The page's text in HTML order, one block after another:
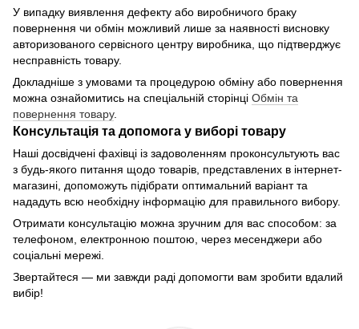
У випадку виявлення дефекту або виробничого браку
повернення чи обмін можливий лише за наявності висновку
авторизованого сервісного центру виробника, що підтверджує
несправність товару.
Докладніше з умовами та процедурою обміну або повернення
можна ознайомитись на спеціальній сторінці Обмін та
повернення товару.
Консультація та допомога у виборі товару
Наші досвідчені фахівці із задоволенням проконсультують вас
з будь-якого питання щодо товарів, представлених в інтернет-
магазині, допоможуть підібрати оптимальний варіант та
нададуть всю необхідну інформацію для правильного вибору.
Отримати консультацію можна зручним для вас способом: за
телефоном, електронною поштою, через месенджери або
соціальні мережі.
Звертайтеся — ми завжди раді допомогти вам зробити вдалий
вибір!